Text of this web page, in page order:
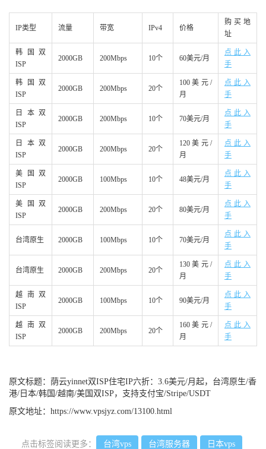
IP类型 流量 带宽 IPv4 价格
购买地
址
韩国双
ISP
2000GB 200Mbps 10个 60美元/月
点此入
手
韩国双
ISP
2000GB 200Mbps 20个
100美元/
月
点此入
手
日本双
ISP
2000GB 200Mbps 10个 70美元/月
点此入
手
日本双
ISP
2000GB 200Mbps 20个
120美元/
月
点此入
手
美国双
ISP
2000GB 100Mbps 10个 48美元/月
点此入
手
美国双
ISP
2000GB 200Mbps 20个 80美元/月
点此入
手
台湾原生 2000GB 100Mbps 10个 70美元/月
点此入
手
台湾原生 2000GB 200Mbps 20个
130美元/
月
点此入
手
越南双
ISP
2000GB 100Mbps 10个 90美元/月
点此入
手
越南双
ISP
2000GB 200Mbps 20个
160美元/
月
点此入
手
原文标题： 荫云yinnet双ISP住宅IP六折：3.6美元/月起，台湾原生/香
港/日本/韩国/越南/美国双ISP，支持支付宝/Stripe/USDT
原文地址： https://www.vpsjyz.com/13100.html
点击标签阅读更多： 台湾vps 台湾服务器 日本vps